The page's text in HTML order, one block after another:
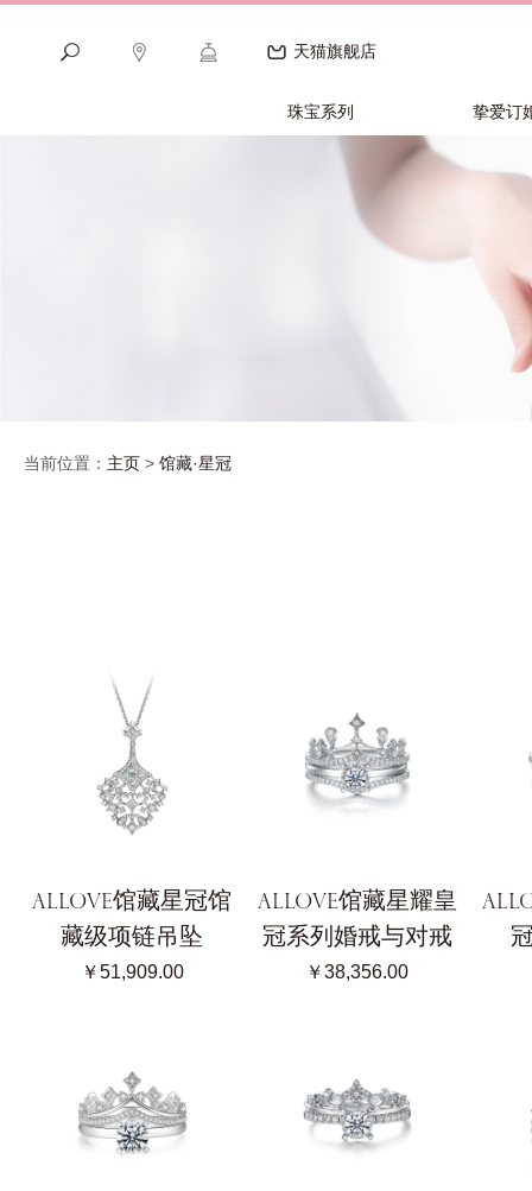
天猫旗舰店
珠宝系列 挚爱订
当前位置： 主页 > 馆藏·星冠
ALLOVE馆藏星冠馆
藏级项链吊坠
￥51,909.00
ALLOVE馆藏星耀皇
冠系列婚戒与对戒
￥38,356.00